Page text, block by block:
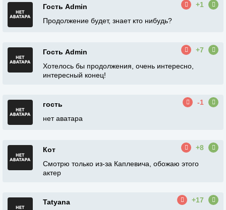
Гость Admin
+1
Продолжение будет, знает кто нибудь?
Гость Admin
+7
Хотелось бы продолжения, очень интересно,
интересный конец!
гость
-1
нет аватара
Кот
+8
Смотрю только из-за Каплевича, обожаю этого
актер
Tatyana
+17